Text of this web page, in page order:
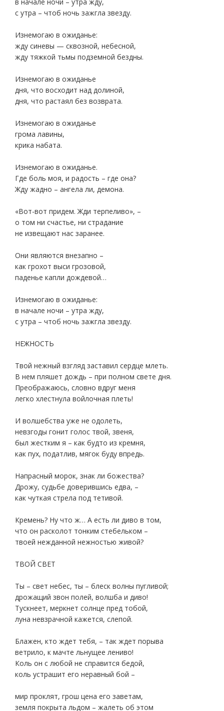
с утра – чтоб ночь зажгла звезду.
Изнемогаю в ожиданье:
жду синевы — сквозной, небесной,
жду тяжкой тьмы подземной бездны.
Изнемогаю в ожиданье
дня, что восходит над долиной,
дня, что растаял без возврата.
Изнемогаю в ожиданье
грома лавины,
крика набата.
Изнемогаю в ожиданье.
Где боль моя, и радость – где она?
Жду жадно – ангела ли, демона.
«Вот-вот придем. Жди терпеливо», –
о том ни счастье, ни страдание
не извещают нас заранее.
Они являются внезапно –
как грохот выси грозовой,
паденье капли дождевой…
Изнемогаю в ожиданье:
в начале ночи – утра жду,
с утра – чтоб ночь зажгла звезду.
НЕЖНОСТЬ
Твой нежный взгляд заставил сердце млеть.
В нем пляшет дождь – при полном свете дня.
Преображаюсь, словно вдруг меня
легко хлестнула войлочная плеть!
И волшебства уже не одолеть,
невзгоды гонит голос твой, звеня,
был жестким я – как будто из кремня,
как пух, податлив, мягок буду впредь.
Напрасный морок, знак ли божества?
Дрожу, судьбе доверившись едва, –
как чуткая стрела под тетивой.
Кремень? Ну что ж… А есть ли диво в том,
что он расколот тонким стебельком –
твоей нежданной нежностью живой?
ТВОЙ СВЕТ
Ты – свет небес, ты – блеск волны пугливой;
дрожащий звон полей, волшба и диво!
Тускнеет, меркнет солнце пред тобой,
луна невзрачной кажется, слепой.
Блажен, кто ждет тебя, – так ждет порыва
ветрило, к мачте льнущее лениво!
Коль он с любой не справится бедой,
коль устрашит его неравный бой –
мир проклят, грош цена его заветам,
земля покрыта льдом – жалеть об этом